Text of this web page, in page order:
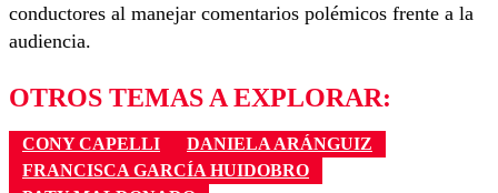
conductores al manejar comentarios polémicos frente a la
audiencia.
OTROS TEMAS A EXPLORAR:
CONY CAPELLI
DANIELA ARÁNGUIZ
FRANCISCA GARCÍA HUIDOBRO